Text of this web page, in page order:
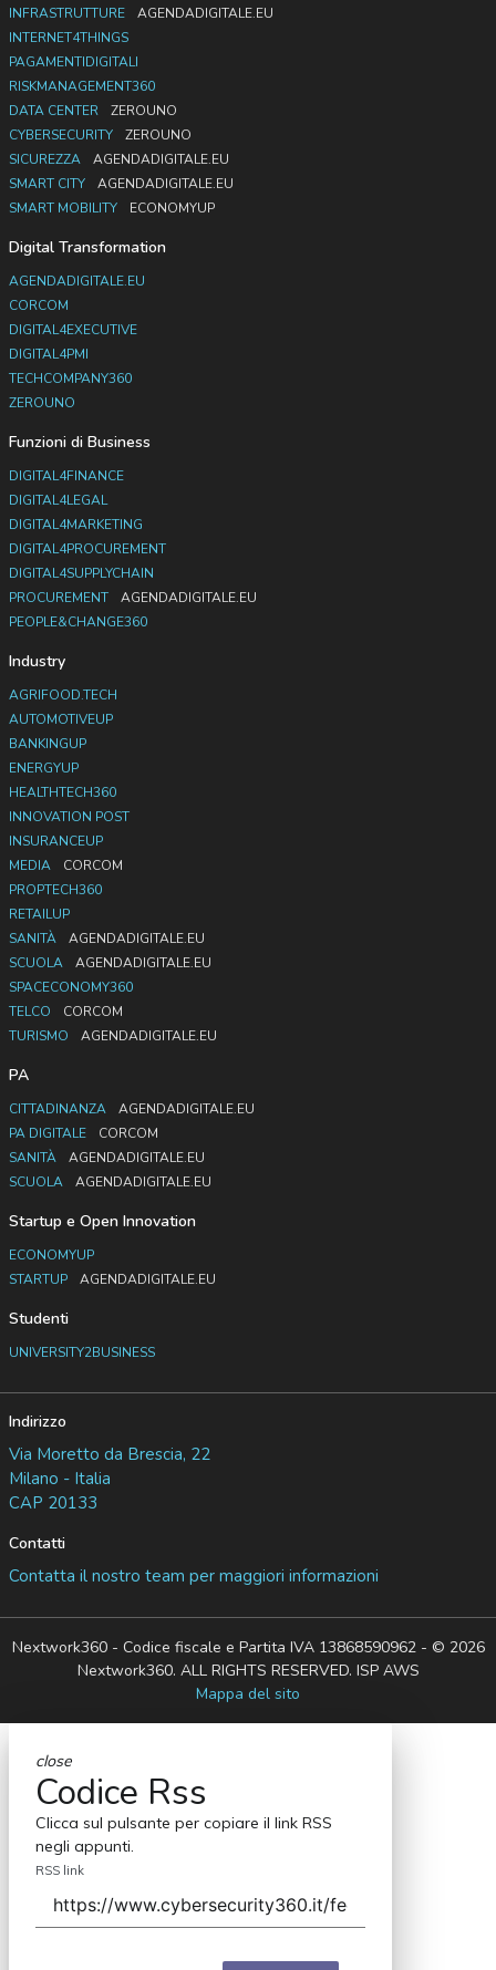
INFRASTRUTTURE
AGENDADIGITALE.EU
INTERNET4THINGS
PAGAMENTIDIGITALI
RISKMANAGEMENT360
DATA CENTER
ZEROUNO
CYBERSECURITY
ZEROUNO
SICUREZZA
AGENDADIGITALE.EU
SMART CITY
AGENDADIGITALE.EU
SMART MOBILITY
ECONOMYUP
Digital Transformation
AGENDADIGITALE.EU
CORCOM
DIGITAL4EXECUTIVE
DIGITAL4PMI
TECHCOMPANY360
ZEROUNO
Funzioni di Business
DIGITAL4FINANCE
DIGITAL4LEGAL
DIGITAL4MARKETING
DIGITAL4PROCUREMENT
DIGITAL4SUPPLYCHAIN
PROCUREMENT
AGENDADIGITALE.EU
PEOPLE&CHANGE360
Industry
AGRIFOOD.TECH
AUTOMOTIVEUP
BANKINGUP
ENERGYUP
HEALTHTECH360
INNOVATION POST
INSURANCEUP
MEDIA
CORCOM
PROPTECH360
RETAILUP
SANITÀ
AGENDADIGITALE.EU
SCUOLA
AGENDADIGITALE.EU
SPACECONOMY360
TELCO
CORCOM
TURISMO
AGENDADIGITALE.EU
PA
CITTADINANZA
AGENDADIGITALE.EU
PA DIGITALE
CORCOM
SANITÀ
AGENDADIGITALE.EU
SCUOLA
AGENDADIGITALE.EU
Startup e Open Innovation
ECONOMYUP
STARTUP
AGENDADIGITALE.EU
Studenti
UNIVERSITY2BUSINESS
Indirizzo
Via Moretto da Brescia, 22
Milano - Italia
CAP 20133
Contatti
Contatta il nostro team per maggiori informazioni
Nextwork360 - Codice fiscale e Partita IVA 13868590962 - © 2026
Nextwork360. ALL RIGHTS RESERVED. ISP AWS
Mappa del sito
close
Codice Rss
Clicca sul pulsante per copiare il link RSS
negli appunti.
RSS link